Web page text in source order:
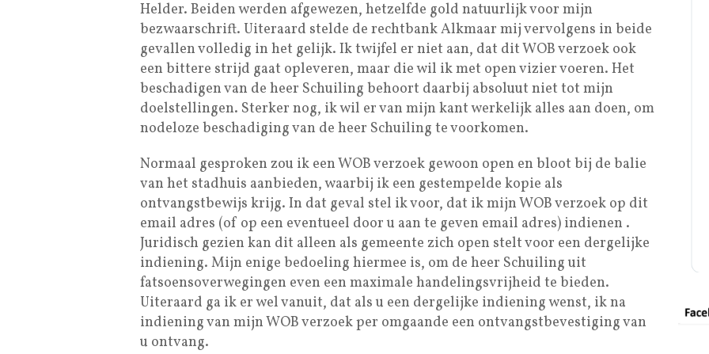
Helder. Beiden werden afgewezen, hetzelfde gold natuurlijk voor mijn
bezwaarschrift. Uiteraard stelde de rechtbank Alkmaar mij vervolgens in beide
gevallen volledig in het gelijk. Ik twijfel er niet aan, dat dit WOB verzoek ook
een bittere strijd gaat opleveren, maar die wil ik met open vizier voeren. Het
beschadigen van de heer Schuiling behoort daarbij absoluut niet tot mijn
doelstellingen. Sterker nog, ik wil er van mijn kant werkelijk alles aan doen, om
nodeloze beschadiging van de heer Schuiling te voorkomen.
Normaal gesproken zou ik een WOB verzoek gewoon open en bloot bij de balie
van het stadhuis aanbieden, waarbij ik een gestempelde kopie als
ontvangstbewijs krijg. In dat geval stel ik voor, dat ik mijn WOB verzoek op dit
email adres (of op een eventueel door u aan te geven email adres) indienen .
Juridisch gezien kan dit alleen als gemeente zich open stelt voor een dergelijke
indiening. Mijn enige bedoeling hiermee is, om de heer Schuiling uit
fatsoensoverwegingen even een maximale handelingsvrijheid te bieden.
Uiteraard ga ik er wel vanuit, dat als u een dergelijke indiening wenst, ik na
indiening van mijn WOB verzoek per omgaande een ontvangstbevestiging van
u ontvang.